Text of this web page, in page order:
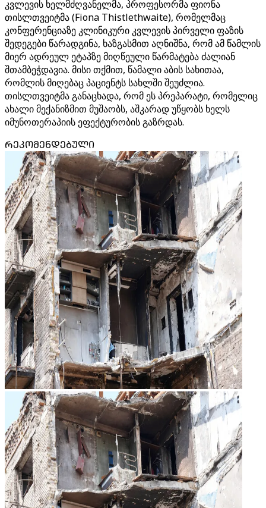
კვლევის ხელმძღვანელმა, პროფესორმა ფიონა
თისლთვეიტმა (Fiona Thistlethwaite), რომელმაც
კონფერენციაზე კლინიკური კვლევის პირველი ფაზის
შედეგები წარადგინა, ხაზგასმით აღნიშნა, რომ ამ წამლის
მიერ ადრეულ ეტაპზე მიღწეული წარმატება ძალიან
შთამბეჭდავია. მისი თქმით, წამალი აბის სახითაა,
რომლის მიღებაც პაციენტს სახლში შეუძლია.
თისლთვეიტმა განაცხადა, რომ ეს პრეპარატი, რომელიც
ახალი მექანიზმით მუშაობს, აშკარად უწყობს ხელს
იმუნოთერაპიის ეფექტურობის გაზრდას.
ᲠᲔᲙᲝᲛᲔᲜᲓᲔᲑᲣᲚᲘ